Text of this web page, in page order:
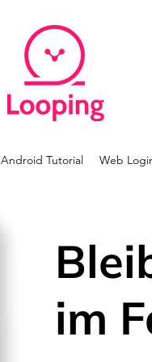
Android Tutorial Web
im